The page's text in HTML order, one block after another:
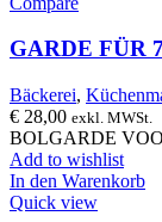
GARDE FÜR
Bäckerei,
€ 28,00 exkl. MWSt.
BOLGARDE
Add to wishlist
In den Warenkorb
Quick view